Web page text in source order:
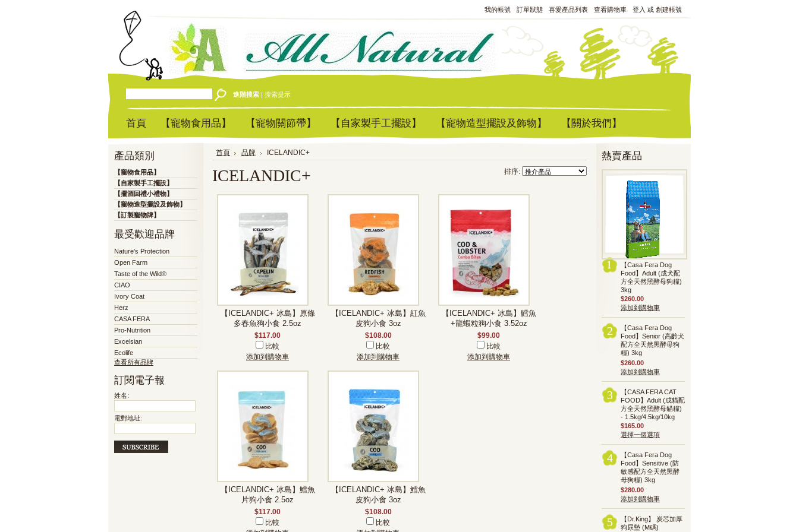
我的帳號 訂單狀態 喜愛產品列表 查看購物車 登入 或 創建帳號
進階搜索 | 搜索提示
首頁 【寵物食用品】 【寵物關節帶】 【自家製手工擺設】 【寵物造型擺設及飾物】 【關於我們】
產品類別
【寵物食用品】
【自家製手工擺設】
【擺酒回禮小禮物】
【寵物造型擺設及飾物】
【訂製寵物牌】
最受歡迎品牌
Nature's Protection
Open Farm
Taste of the Wild®
CIAO
Ivory Coat
Herz
CASA FERA
Pro-Nutrition
Excelsian
Ecolife
查看所有品牌
訂閱電子報
姓名:
電郵地址:
首頁 品牌 ICELANDIC+
排序:
ICELANDIC+
【ICELANDIC+ 冰島】原條
多春魚狗小食 2.5oz
$117.00
比較
添加到購物車
【ICELANDIC+ 冰島】紅魚
皮狗小食 3oz
$108.00
比較
添加到購物車
【ICELANDIC+ 冰島】鱈魚
+龍蝦粒狗小食 3.52oz
$99.00
比較
添加到購物車
【ICELANDIC+ 冰島】鱈魚
片狗小食 2.5oz
$117.00
比較
【ICELANDIC+ 冰島】鱈魚
皮狗小食 3oz
$108.00
比較
熱賣產品
【Casa Fera Dog
Food】Adult (成犬配
方全天然黑酵母狗糧)
3kg
$260.00
添加到購物車
2
【Casa Fera Dog
Food】Senior (高齡犬
配方全天然黑酵母狗
糧) 3kg
$260.00
添加到購物車
3
【CASA FERA CAT
FOOD】Adult (成貓配
方全天然黑酵母貓糧)
- 1.5kg/4.5kg/10kg
$165.00
選擇一個選項
4
【Casa Fera Dog
Food】Sensitive (防
敏感配方全天然黑酵
母狗糧) 3kg
$280.00
添加到購物車
5
【Dr.King】 炭芯加厚
狗尿墊 (M碼)